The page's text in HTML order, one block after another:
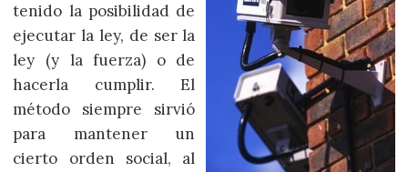
tenido la posibilidad de
ejecutar la ley, de ser la
ley (y la fuerza) o de
hacerla cumplir. El
método siempre sirvió
para mantener un
cierto orden social, al